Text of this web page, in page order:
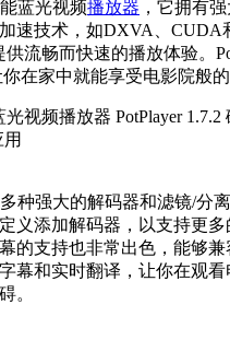
蓝光视频播放器 ，它拥有
速技术，如DXVA、CUDA
供流畅而快速的播放体验。
在家中就能享受电影院般的
种强大的解码器和滤镜/分
义添加解码器，以支持更
的支持也非常出色，能够兼
幕和实时翻译，让你在观看
。